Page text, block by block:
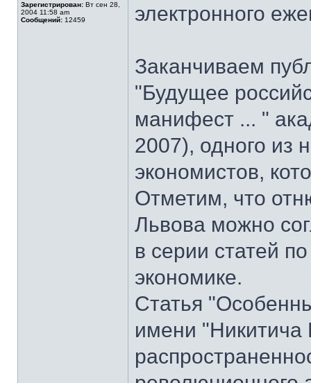
Зарегистрирован: Вт сен 28,
2004 11:58 am
Сообщений: 12459
электронного
Заканчиваем
"Будущее
манифест ... "
2007), одного из
экономистов,
Отметим, что
Львова можно
в серии статей
экономике.
Статья
имени "Никитича